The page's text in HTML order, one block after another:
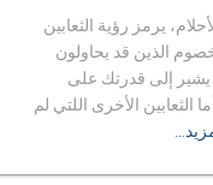
يرمز رؤية الثعابين
الذين قد يحاولون
يشير إلى قدرتك على
الثعابين الأخرى اللتي لم